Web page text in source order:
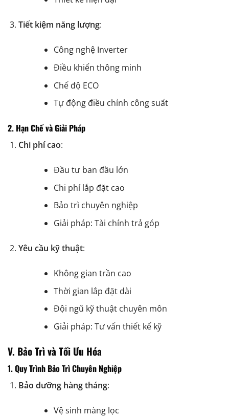
Tiết kiệm năng lượng:
Công nghệ Inverter
Điều khiển thông minh
Chế độ ECO
Tự động điều chỉnh công suất
2. Hạn Chế và Giải Pháp
Chi phí cao:
Đầu tư ban đầu lớn
Chi phí lắp đặt cao
Bảo trì chuyên nghiệp
Giải pháp: Tài chính trả góp
Yêu cầu kỹ thuật:
Không gian trần cao
Thời gian lắp đặt dài
Đội ngũ kỹ thuật chuyên môn
Giải pháp: Tư vấn thiết kế kỹ
V. Bảo Trì và Tối Ưu Hóa
1. Quy Trình Bảo Trì Chuyên Nghiệp
Bảo dưỡng hàng tháng:
Vệ sinh màng lọc